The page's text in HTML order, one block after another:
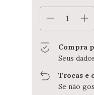
Compra
Seus
Trocas e
Se não